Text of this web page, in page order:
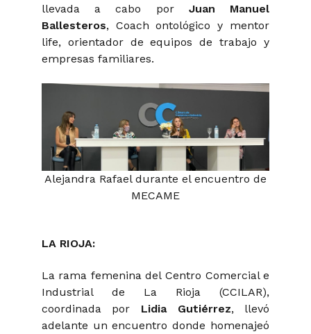
llevada a cabo por Juan Manuel
Ballesteros, Coach ontológico y mentor
life, orientador de equipos de trabajo y
empresas familiares.
Alejandra Rafael durante el encuentro de
MECAME
LA RIOJA:
La rama femenina del Centro Comercial e
Industrial de La Rioja (CCILAR),
coordinada por Lidia Gutiérrez, llevó
adelante un encuentro donde homenajeó